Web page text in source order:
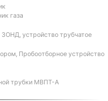
газа
ЗОНД, устройство трубчатое
Пробоотборное устройство
трубки МВПТ-А